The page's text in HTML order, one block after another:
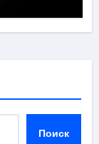
Поиск